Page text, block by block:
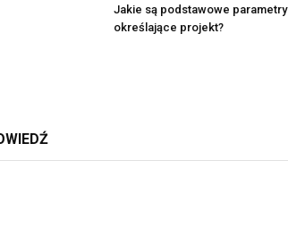
Jakie są podstawowe parametry
określające projekt?